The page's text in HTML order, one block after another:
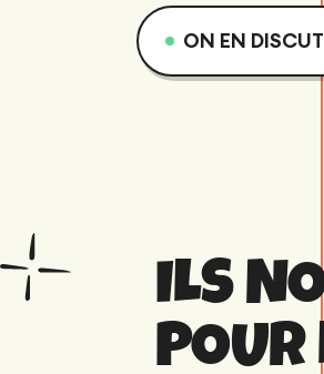
ON EN
ILS
POUR